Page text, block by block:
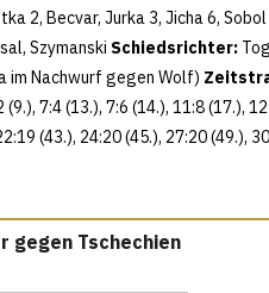
2, Becvar, Jurka 3, Jicha 6,
Szymanski Schiedsrichter:
im Nachwurf gegen Wolf)
(9.), 7:4 (13.), 7:6 (14.), 11:8 (17.),
(43.), 24:20 (45.), 27:20 (49.),
gegen Tschechien